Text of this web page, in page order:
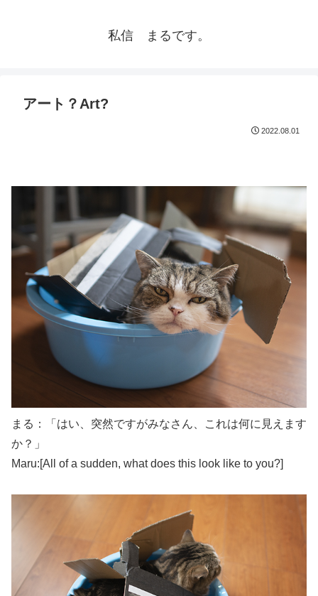
私信 まるです。
アート？Art?
2022.08.01
まる：「はい、突然ですがみなさん、これは何に見えます
か？」
Maru:[All of a sudden, what does this look like to you?]